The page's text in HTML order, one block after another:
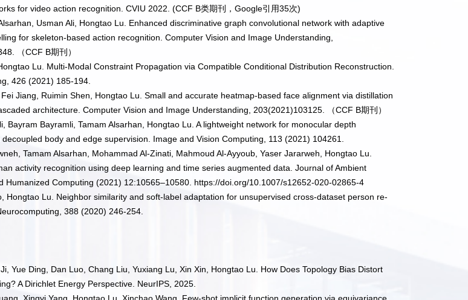
for video action recognition. CVIU 2022. (CCF B类期刊，Google引用35次)
Usman Ali, Hongtao Lu. Enhanced discriminative graph convolutional network with adaptive
for skeleton-based action recognition. Computer Vision and Image Understanding,
（CCF B期刊）
Lu. Multi-Modal Constraint Propagation via Compatible Conditional Distribution Reconstruction.
426 (2021) 185-194.
Jiang, Ruimin Shen, Hongtao Lu. Small and accurate heatmap-based face alignment via distillation
architecture. Computer Vision and Image Understanding, 203(2021)103125.
（CCF B期刊）
Bayram Bayramli, Tamam Alsarhan, Hongtao Lu. A lightweight network for monocular depth
body and edge supervision. Image and Vision Computing, 113 (2021) 104261.
Tamam Alsarhan, Mohammad Al‑Zinati, Mahmoud Al‑Ayyoub, Yaser Jararweh, Hongtao Lu.
activity recognition using deep learning and time series augmented data. Journal of Ambient
Humanized Computing (2021) 12:10565–10580. https://doi.org/10.1007/s12652-020-02865-4
Hongtao Lu. Neighbor similarity and soft-label adaptation for unsupervised cross-dataset person re-
388 (2020) 246-254.
Yue Ding, Dan Luo, Chang Liu, Yuxiang Lu, Xin Xin, Hongtao Lu. How Does Topology Bias Distort
A Dirichlet Energy Perspective. NeurIPS, 2025.